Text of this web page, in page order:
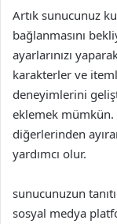
Artık sunucunuz
bağlanmasını
ayarlarınızı
karakterler ve
deneyimlerini
eklemek
diğerlerinden
yardımcı olur.
sunucunuzun
sosyal medya